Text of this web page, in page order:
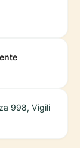
998, Vigili